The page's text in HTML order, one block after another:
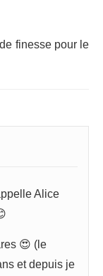
finesse pour le
Alice
😍 (le
et depuis je